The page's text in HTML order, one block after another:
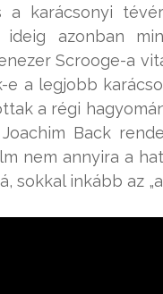
a karácsonyi
ideig azonban
Scrooge-a
e a legjobb
a régi
Back
nem annyira a
sokkal inkább az